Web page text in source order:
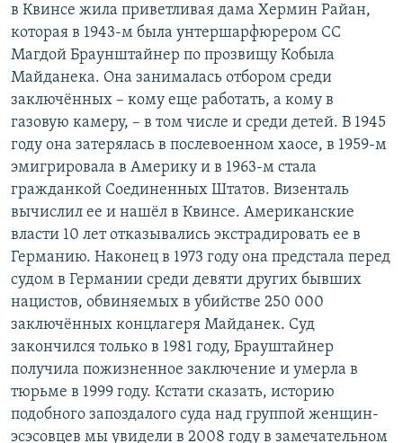
в Квинсе жила приветливая дама Хермин Райан,
которая в 1943-м была унтершарфюрером СС
Магдой Браунштайнер по прозвищу Кобыла
Майданека. Она занималась отбором среди
заключённых – кому еще работать, а кому в
газовую камеру, – в том числе и среди детей. В 1945
году она затерялась в послевоенном хаосе, в 1959-м
эмигрировала в Америку и в 1963-м стала
гражданкой Соединенных Штатов. Визенталь
вычислил ее и нашёл в Квинсе. Американские
власти 10 лет отказывались экстрадировать ее в
Германию. Наконец в 1973 году она предстала перед
судом в Германии среди девяти других бывших
нацистов, обвиняемых в убийстве 250 000
заключённых концлагеря Майданек. Суд
закончился только в 1981 году, Брауштайнер
получила пожизненное заключение и умерла в
тюрьме в 1999 году. Кстати сказать, историю
подобного запоздалого суда над группой женщин-
эсэсовцев мы увидели в 2008 году в замечательном